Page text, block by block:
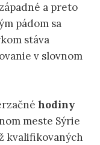
a preto
pádom sa
stáva
v slovnom
hodiny
meste Sýrie
kvalifikovaných